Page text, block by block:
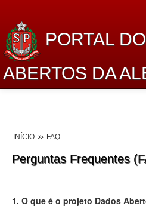
PORTAL
ABERTOS DA
Lei de Acesso à Informação
INÍCIO FAQ
Perguntas Frequentes
1. O que é o projeto Dados